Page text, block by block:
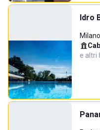
Idro
Milano
e altri